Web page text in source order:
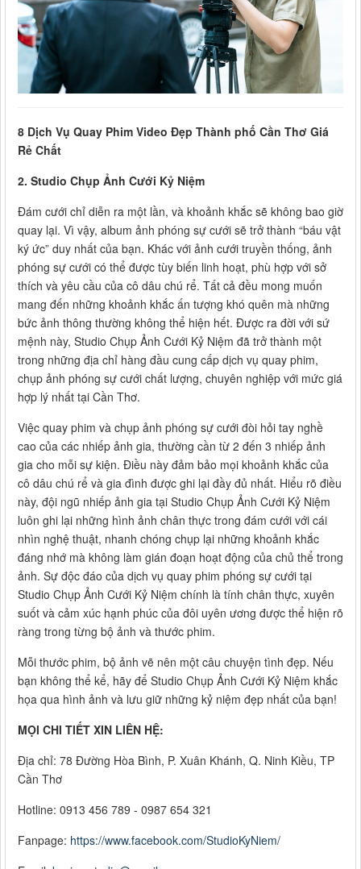
8 Dịch Vụ Quay Phim Video Đẹp Thành phố Cần Thơ Giá
Rẻ Chất
2. Studio Chụp Ảnh Cưới Kỷ Niệm
Đám cưới chỉ diễn ra một lần, và khoảnh khắc sẽ không bao giờ
quay lại. Vì vậy, album ảnh phóng sự cưới sẽ trở thành “báu vật
ký ức” duy nhất của bạn. Khác với ảnh cưới truyền thống, ảnh
phóng sự cưới có thể được tùy biến linh hoạt, phù hợp với sở
thích và yêu cầu của cô dâu chú rể. Tất cả đều mong muốn
mang đến những khoảnh khắc ấn tượng khó quên mà những
bức ảnh thông thường không thể hiện hết. Được ra đời với sứ
mệnh này, Studio Chụp Ảnh Cưới Kỷ Niệm đã trở thành một
trong những địa chỉ hàng đầu cung cấp dịch vụ quay phim,
chụp ảnh phóng sự cưới chất lượng, chuyên nghiệp với mức giá
hợp lý nhất tại Cần Thơ.
Việc quay phim và chụp ảnh phóng sự cưới đòi hỏi tay nghề
cao của các nhiếp ảnh gia, thường cần từ 2 đến 3 nhiếp ảnh
gia cho mỗi sự kiện. Điều này đảm bảo mọi khoảnh khắc của
cô dâu chú rể và gia đình được ghi lại đầy đủ nhất. Hiểu rõ điều
này, đội ngũ nhiếp ảnh gia tại Studio Chụp Ảnh Cưới Kỷ Niệm
luôn ghi lại những hình ảnh chân thực trong đám cưới với cái
nhìn nghệ thuật, nhanh chóng chụp lại những khoảnh khắc
đáng nhớ mà không làm gián đoạn hoạt động của chủ thể trong
ảnh. Sự độc đáo của dịch vụ quay phim phóng sự cưới tại
Studio Chụp Ảnh Cưới Kỷ Niệm chính là tính chân thực, xuyên
suốt và cảm xúc hạnh phúc của đôi uyên ương được thể hiện rõ
ràng trong từng bộ ảnh và thước phim.
Mỗi thước phim, bộ ảnh vẽ nên một câu chuyện tình đẹp. Nếu
bạn không thể kể, hãy để Studio Chụp Ảnh Cưới Kỷ Niệm khắc
họa qua hình ảnh và lưu giữ những kỷ niệm đẹp nhất của bạn!
MỌI CHI TIẾT XIN LIÊN HỆ:
Địa chỉ: 78 Đường Hòa Bình, P. Xuân Khánh, Q. Ninh Kiều, TP
Cần Thơ
Hotline: 0913 456 789 - 0987 654 321
Fanpage: https://www.facebook.com/StudioKyNiem/